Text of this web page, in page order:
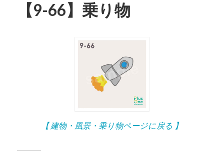
【9-66】乗り物
【 建物・風景・乗り物ページに戻る 】